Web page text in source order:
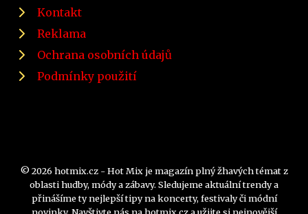
Kontakt
Reklama
Ochrana osobních údajů
Podmínky použití
© 2026 hotmix.cz - Hot Mix je magazín plný žhavých témat z
oblasti hudby, módy a zábavy. Sledujeme aktuální trendy a
přinášíme ty nejlepší tipy na koncerty, festivaly či módní
novinky. Navštivte nás na hotmix.cz a užijte si nejnovější